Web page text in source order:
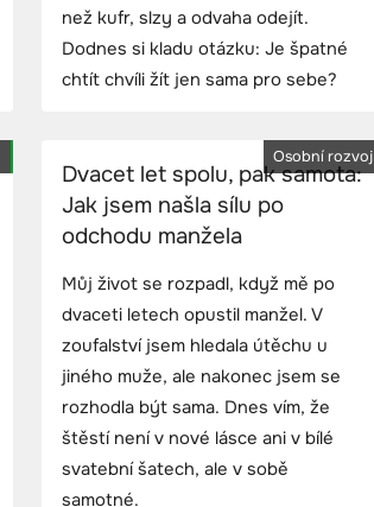
než kufr, slzy a odvaha odejít.
Dodnes si kladu otázku: Je špatné
chtít chvíli žít jen sama pro sebe?
Osobní rozvoj
Dvacet let spolu, pak samota:
Jak jsem našla sílu po
odchodu manžela
Můj život se rozpadl, když mě po
dvaceti letech opustil manžel. V
zoufalství jsem hledala útěchu u
jiného muže, ale nakonec jsem se
rozhodla být sama. Dnes vím, že
štěstí není v nové lásce ani v bílé
svatební šatech, ale v sobě
samotné.